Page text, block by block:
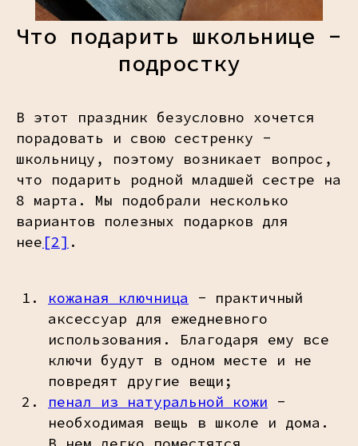
Что подарить школьнице -
подростку
В этот праздник безусловно хочется
порадовать и свою сестренку -
школьницу, поэтому возникает вопрос,
что подарить родной младшей сестре на
8 марта. Мы подобрали несколько
вариантов полезных подарков для
нее [2] .
кожаная ключница - практичный
аксессуар для ежедневного
использования. Благодаря ему все
ключи будут в одном месте и не
повредят другие вещи;
пенал из натуральной кожи -
необходимая вещь в школе и дома.